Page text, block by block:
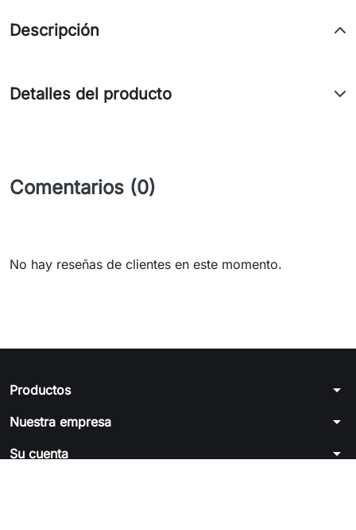
Descripción
Detalles del producto
Comentarios (0)
No hay reseñas de clientes en este momento.
Productos arrow_drop_down
Nuestra empresa arrow_drop_down
Su cuenta arrow_drop_down